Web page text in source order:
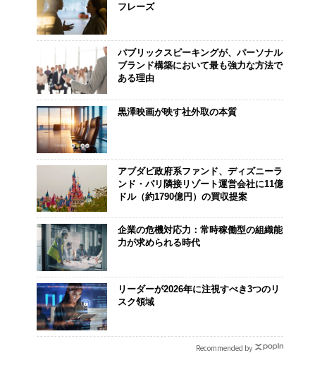
フレーズ
パブリックスピーキングが、パーソナル
ブランド構築において最も強力な方法で
ある理由
黒澤映画が映す社外取の本質
アブダビ政府系ファンド、ディズニーラ
ンド・パリ隣接リゾート運営会社に11億
ドル（約1790億円）の買収提案
企業の危機対応力：常時稼働型の組織能
力が求められる時代
リーダーが2026年に注視すべき3つのリ
スク領域
Recommended by